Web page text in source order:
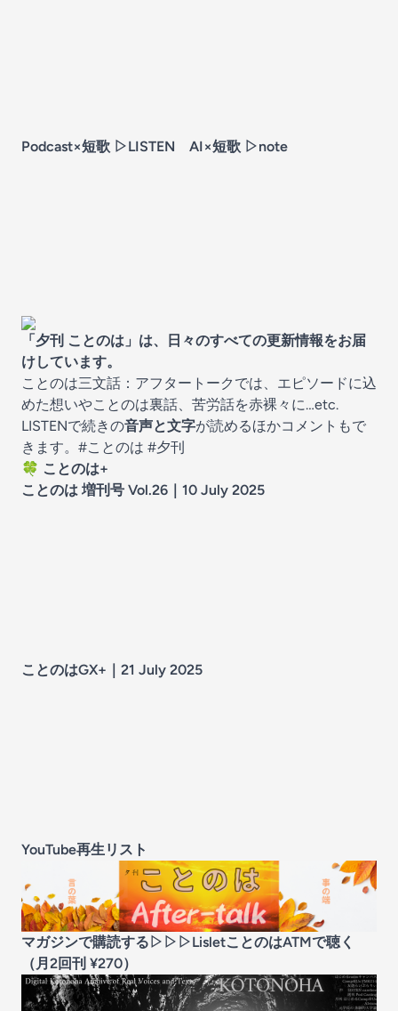
Podcast×短歌 ▷LISTEN AI×短歌 ▷note
「夕刊 ことのは」は、日々のすべての更新情報をお届
けしています。
ことのは三文話：アフタートークでは、エピソードに込
めた想いやことのは裏話、苦労話を赤裸々に…etc.
LISTENで続きの音声と文字が読めるほかコメントもで
きます。 #ことのは #夕刊
🍀 ことのは+
ことのは 増刊号 Vol.26｜10 July 2025
ことのはGX+｜21 July 2025
YouTube再生リスト
マガジンで購読する▷▷▷LisletことのはATMで聴く
（月2回刊 ¥270）